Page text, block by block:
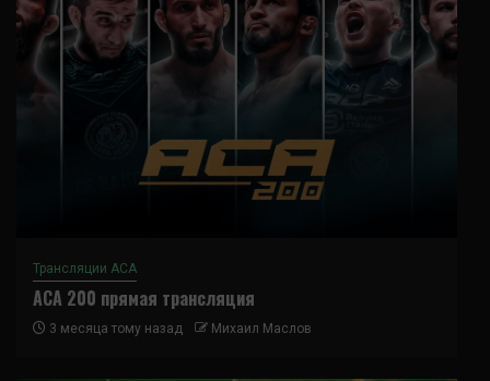
Трансляции ACA
ACA 200 прямая трансляция
3 месяца тому назад Михаил Маслов